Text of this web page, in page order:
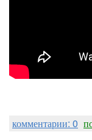
комментарии: 0